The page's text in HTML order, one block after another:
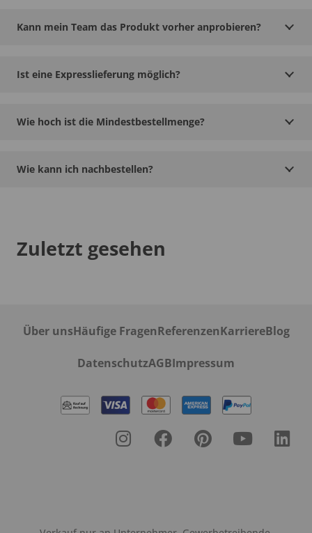
Kann mein Team das Produkt vorher anprobieren?
Ist eine Expresslieferung möglich?
Wie hoch ist die Mindestbestellmenge?
Wie kann ich nachbestellen?
Zuletzt gesehen
Über unsHäufige FragenReferenzenKarriereBlog
DatenschutzAGBImpressum